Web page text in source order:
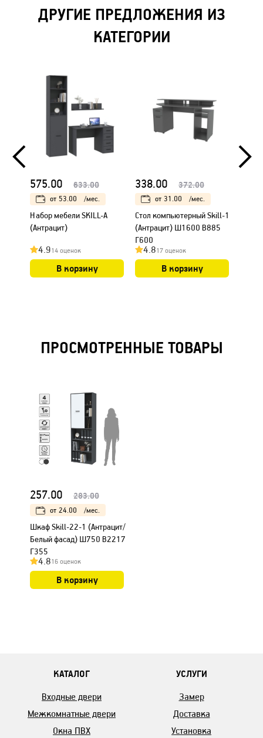
ДРУГИЕ ПРЕДЛОЖЕНИЯ ИЗ
КАТЕГОРИИ
575.00 633.00
от 53.00 /мес.
Набор мебели SKILL-A
(Антрацит)
4.914 оценок
В корзину
338.00 372.00
от 31.00 /мес.
Стол компьютерный Skill-1
(Антрацит) Ш1600 В885
Г600
4.817 оценок
В корзину
ПРОСМОТРЕННЫЕ ТОВАРЫ
257.00 283.00
от 24.00 /мес.
Шкаф Skill-22-1 (Антрацит/
Белый фасад) Ш750 В2217
Г355
4.816 оценок
В корзину
КАТАЛОГ
Входные двери
Межкомнатные двери
Окна ПВХ
УСЛУГИ
Замер
Доставка
Установка